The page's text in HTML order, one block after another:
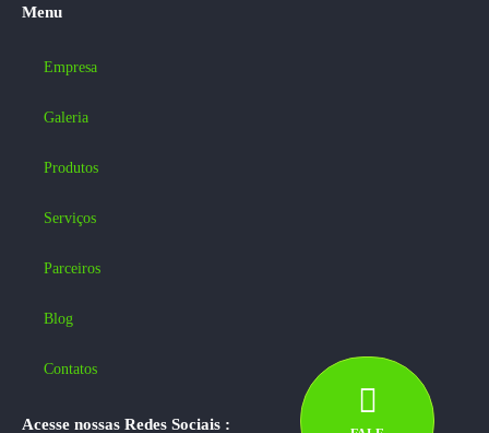
Menu
Empresa
Galeria
Produtos
Serviços
Parceiros
Blog
Contatos
Acesse nossas Redes Sociais :